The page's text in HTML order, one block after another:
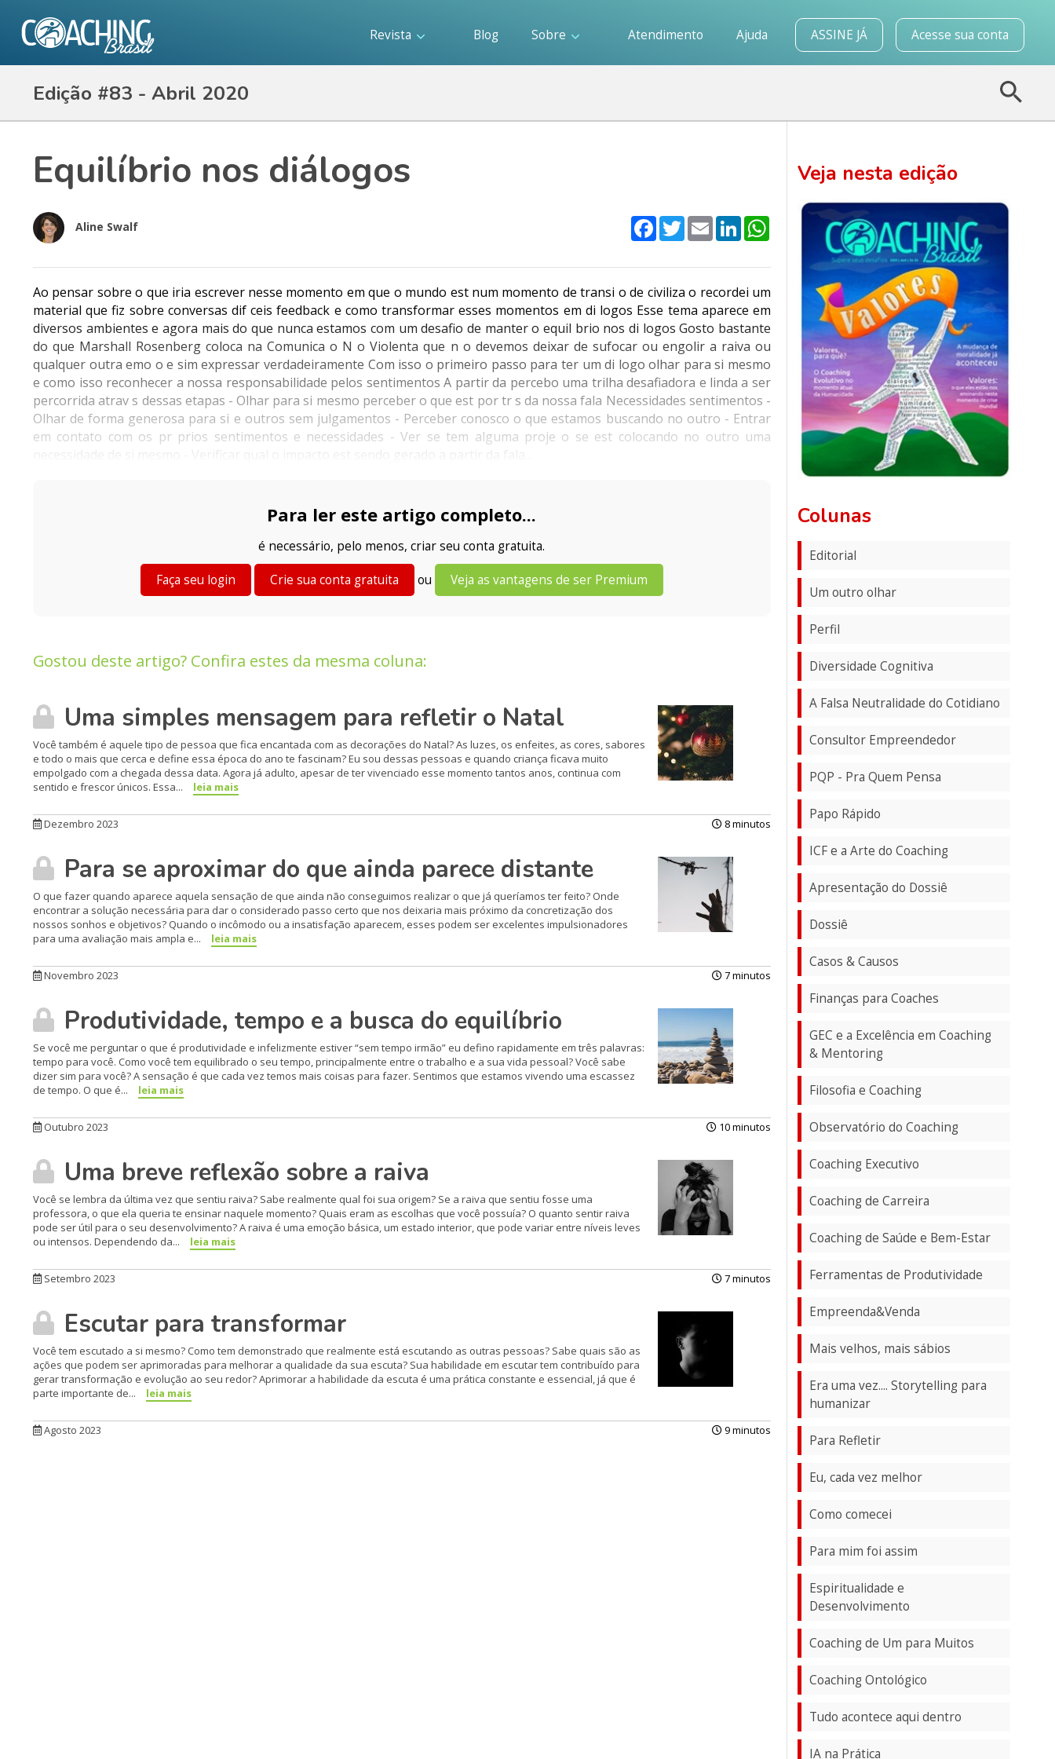
Revista Blog Sobre Atendimento Ajuda ASSINE JÁ Acesse sua conta
Edição #83 - Abril 2020
Equilíbrio nos diálogos
Aline Swalf Facebook
TwitterEmailLinkedInWhatsApp
Ao pensar sobre o que iria escrever nesse momento em que o mundo est num momento de transi o de civiliza o recordei um
material que fiz sobre conversas dif ceis feedback e como transformar esses momentos em di logos Esse tema aparece em
diversos ambientes e agora mais do que nunca estamos com um desafio de manter o equil brio nos di logos Gosto bastante
do que Marshall Rosenberg coloca na Comunica o N o Violenta que n o devemos deixar de sufocar ou engolir a raiva ou
qualquer outra emo o e sim expressar verdadeiramente Com isso o primeiro passo para ter um di logo olhar para si mesmo
e como isso reconhecer a nossa responsabilidade pelos sentimentos A partir da percebo uma trilha desafiadora e linda a ser
percorrida atrav s dessas etapas - Olhar para si mesmo perceber o que est por tr s da nossa fala Necessidades sentimentos -
Olhar de forma generosa para si e outros sem julgamentos - Perceber conosco o que estamos buscando no outro - Entrar
em contato com os pr prios sentimentos e necessidades - Ver se tem alguma proje o se est colocando no outro uma
Para ler este artigo completo...
é necessário, pelo menos, criar seu conta gratuita.
Faça seu login Crie sua conta gratuita ou Veja as vantagens de ser Premium
Gostou deste artigo? Confira estes da mesma coluna:
Uma simples mensagem para refletir o Natal
Você também é aquele tipo de pessoa que fica encantada com as decorações do Natal? As luzes, os enfeites, as cores, sabores
e todo o mais que cerca e define essa época do ano te fascinam? Eu sou dessas pessoas e quando criança ficava muito
empolgado com a chegada dessa data. Agora já adulto, apesar de ter vivenciado esse momento tantos anos, continua com
sentido e frescor únicos. Essa...
leia mais
Dezembro 2023 8 minutos
Para se aproximar do que ainda parece distante
O que fazer quando aparece aquela sensação de que ainda não conseguimos realizar o que já queríamos ter feito? Onde
encontrar a solução necessária para dar o considerado passo certo que nos deixaria mais próximo da concretização dos
nossos sonhos e objetivos? Quando o incômodo ou a insatisfação aparecem, esses podem ser excelentes impulsionadores
para uma avaliação mais ampla e...
leia mais
Novembro 2023 7 minutos
Produtividade, tempo e a busca do equilíbrio
Se você me perguntar o que é produtividade e infelizmente estiver “sem tempo irmão” eu defino rapidamente em três palavras:
tempo para você. Como você tem equilibrado o seu tempo, principalmente entre o trabalho e a sua vida pessoal? Você sabe
dizer sim para você? A sensação é que cada vez temos mais coisas para fazer. Sentimos que estamos vivendo uma escassez
de tempo. O que é...
leia mais
Outubro 2023 10 minutos
Uma breve reflexão sobre a raiva
Você se lembra da última vez que sentiu raiva? Sabe realmente qual foi sua origem? Se a raiva que sentiu fosse uma
professora, o que ela queria te ensinar naquele momento? Quais eram as escolhas que você possuía? O quanto sentir raiva
pode ser útil para o seu desenvolvimento? A raiva é uma emoção básica, um estado interior, que pode variar entre níveis leves
ou intensos. Dependendo da...
leia mais
Setembro 2023 7 minutos
Escutar para transformar
Você tem escutado a si mesmo? Como tem demonstrado que realmente está escutando as outras pessoas? Sabe quais são as
ações que podem ser aprimoradas para melhorar a qualidade da sua escuta? Sua habilidade em escutar tem contribuído para
gerar transformação e evolução ao seu redor? Aprimorar a habilidade da escuta é uma prática constante e essencial, já que é
parte importante de...
leia mais
Agosto 2023 9 minutos
Veja nesta edição
Colunas
Editorial
Um outro olhar
Perfil
Diversidade Cognitiva
A Falsa Neutralidade do Cotidiano
Consultor Empreendedor
PQP - Pra Quem Pensa
Papo Rápido
ICF e a Arte do Coaching
Apresentação do Dossiê
Dossiê
Casos & Causos
Finanças para Coaches
GEC e a Excelência em Coaching
& Mentoring
Filosofia e Coaching
Observatório do Coaching
Coaching Executivo
Coaching de Carreira
Coaching de Saúde e Bem-Estar
Ferramentas de Produtividade
Empreenda&Venda
Mais velhos, mais sábios
Era uma vez.... Storytelling para
humanizar
Para Refletir
Eu, cada vez melhor
Como comecei
Para mim foi assim
Espiritualidade e
Desenvolvimento
Coaching de Um para Muitos
Coaching Ontológico
Tudo acontece aqui dentro
IA na Prática